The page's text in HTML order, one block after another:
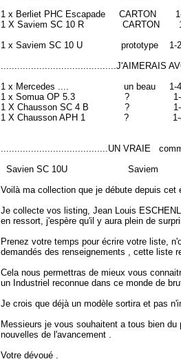
1 x Berliet PHC Escapade
1 X Saviem SC 10 R
1 x Saviem SC 10 U prototype
..........................................J'AIMERAIS
1 x Mercedes .... un beau 1-
1 x Somua OP 5.3 ? 1-43
1 X Chausson SC 4 B ? 1-43
1 X Chausson APH 1 ? 1-
.......................................UN VRAIE
Savien SC 10U Saviem 1/1
Voilà ma collection que je débute depuis
Je collecte vos listing, Jean Louis
en ressort, j'espère qu'il y aura plein de
Prenez votre temps pour écrire votre liste,
demandés des renseignements , cette liste
Cela nous permettras de mieux vous
un Industriel reconnue dans ce monde de
Je crois que déjà un modèle sortira et pas
Messieurs je vous souhaitent a tous bien
nouvelles de l'avancement .
Votre dévoué .